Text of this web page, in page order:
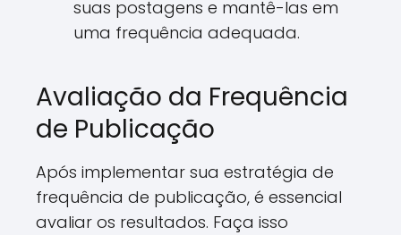
suas postagens e mantê-las em
uma frequência adequada.
Avaliação da Frequência
de Publicação
Após implementar sua estratégia de
frequência de publicação, é essencial
avaliar os resultados. Faça isso